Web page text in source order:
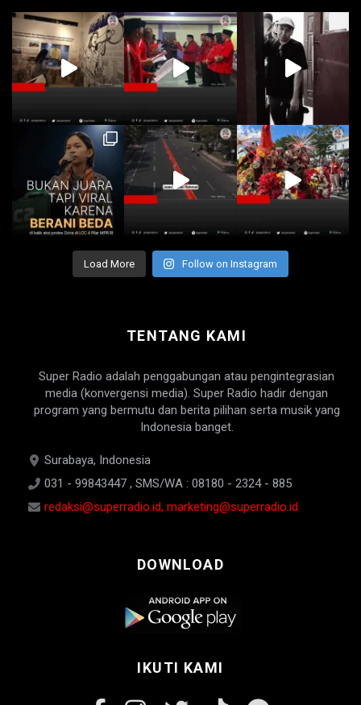
Load More Follow on Instagram
TENTANG KAMI
Super Radio adalah penggabungan atau pengintegrasian
media (konvergensi media). Super Radio hadir dengan
program yang bermutu dan berita pilihan serta musik yang
Indonesia banget.
Surabaya, Indonesia
031 - 99843447 , SMS/WA : 08180 - 2324 - 885
redaksi@superradio.id, marketing@superradio.id
DOWNLOAD
IKUTI KAMI